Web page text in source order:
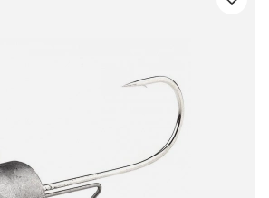
köp till säsongen, reservgrejer eller
Superdeals